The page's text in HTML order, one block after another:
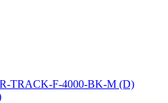
TRACK-F-4000-BK-M (D)